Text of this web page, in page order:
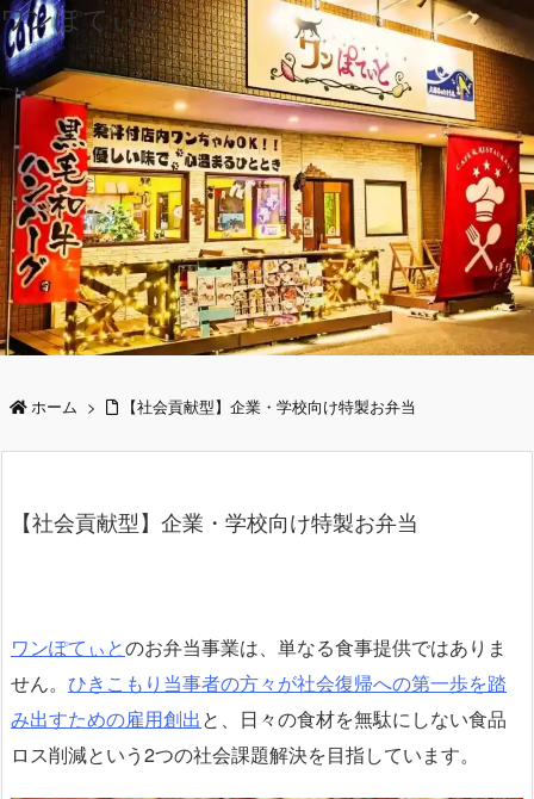
ワンぽてぃと
ホーム > 【社会貢献型】企業・学校向け特製お弁当
【社会貢献型】企業・学校向け特製お弁当
ワンぽてぃとのお弁当事業は、単なる食事提供ではありま
せん。 ひきこもり当事者の方々が社会復帰への第一歩を踏
み出すための雇用創出と、日々の食材を無駄にしない食品
ロス削減という2つの社会課題解決を目指しています。